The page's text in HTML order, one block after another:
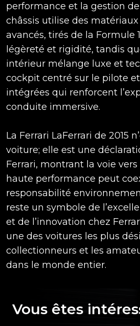
performance et la gestion de
châssis utilise des
avancés, tirés de la Formule
légèreté et rigidité, tandis
intérieur mélange luxe et
cockpit centré sur le pilote
intégrées qui renforcent
conduite immersive.
La Ferrari LaFerrari de 2015
voiture; elle est une
Ferrari, montrant la voie
haute performance peut
responsabilité
reste un symbole de
et de l’innovation chez
une des voitures les plus
collectionneurs et les
dans le monde entier.
Vous êtes